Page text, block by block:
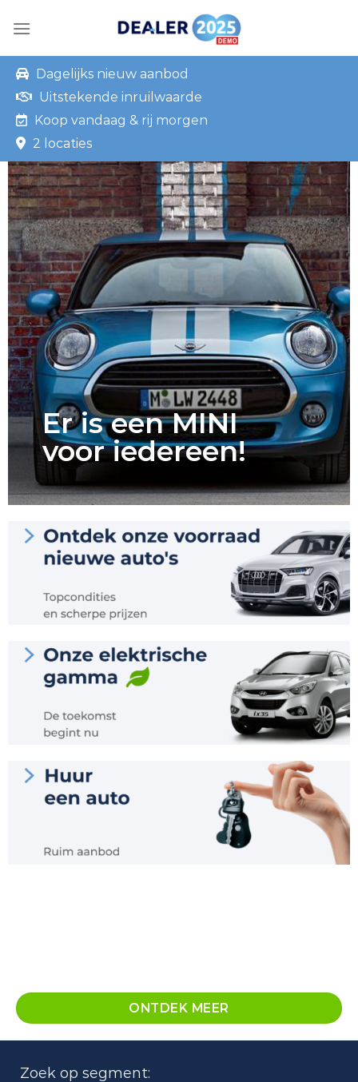
Dagelijks nieuw aanbod
Uitstekende inruilwaarde
Koop vandaag & rij morgen
2 locaties
Er is een MINI
voor iedereen!
ONTDEK MEER
Zoek op segment: